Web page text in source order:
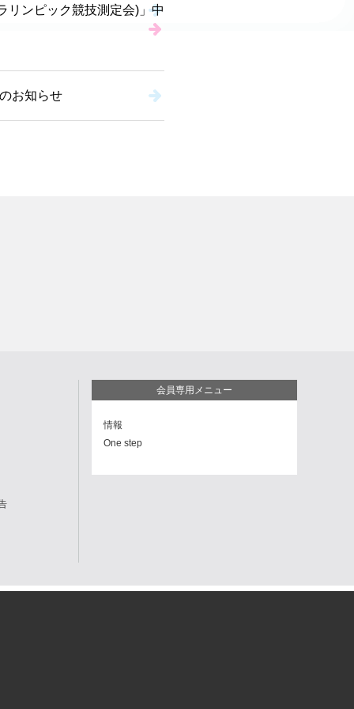
リンピック競技測定会)」中
お知らせ
会員専用メニュー
情報
One step